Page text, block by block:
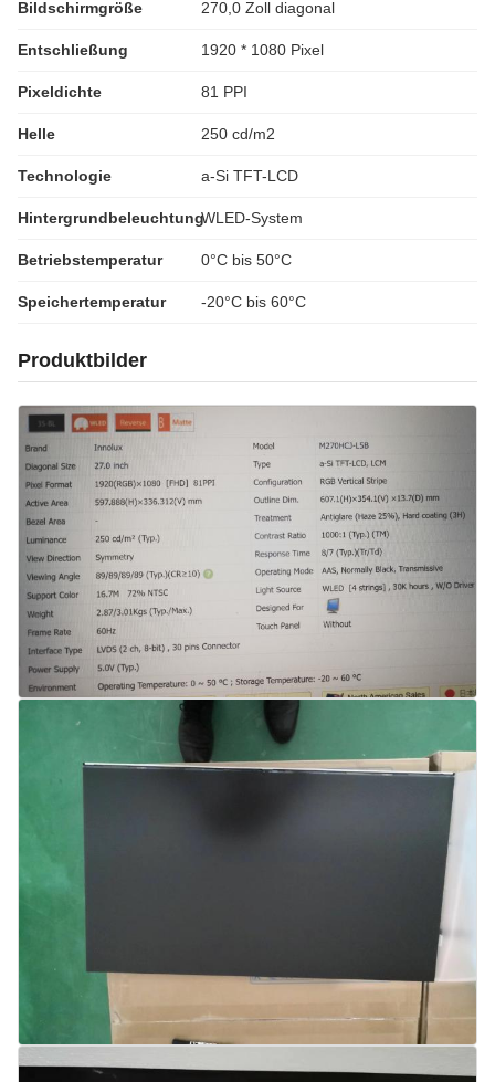
Bildschirmgröße 270,0 Zoll diagonal
Entschließung 1920 * 1080 Pixel
Pixeldichte 81 PPI
Helle 250 cd/m2
Technologie a-Si TFT-LCD
HintergrundbeleuchtungWLED-System
Betriebstemperatur 0°C bis 50°C
Speichertemperatur -20°C bis 60°C
Produktbilder